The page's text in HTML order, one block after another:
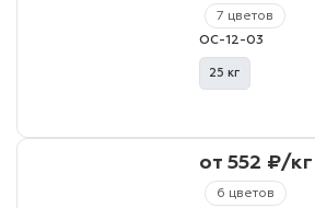
7 цветов
ОС-12-03
25 кг
6 цветов
от 552 ₽/кг